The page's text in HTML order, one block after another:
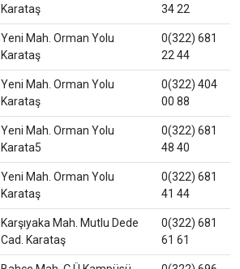
Karataş
34 22
Yeni Mah. Orman Yolu
Karataş
0(322) 681
22 44
Yeni Mah. Orman Yolu
Karataş
0(322) 404
00 88
Yeni Mah. Orman Yolu
Karata5
0(322) 681
48 40
Yeni Mah. Orman Yolu
Karataş
0(322) 681
41 44
Karşıyaka Mah. Mutlu Dede
Cad. Karataş
0(322) 681
61 61